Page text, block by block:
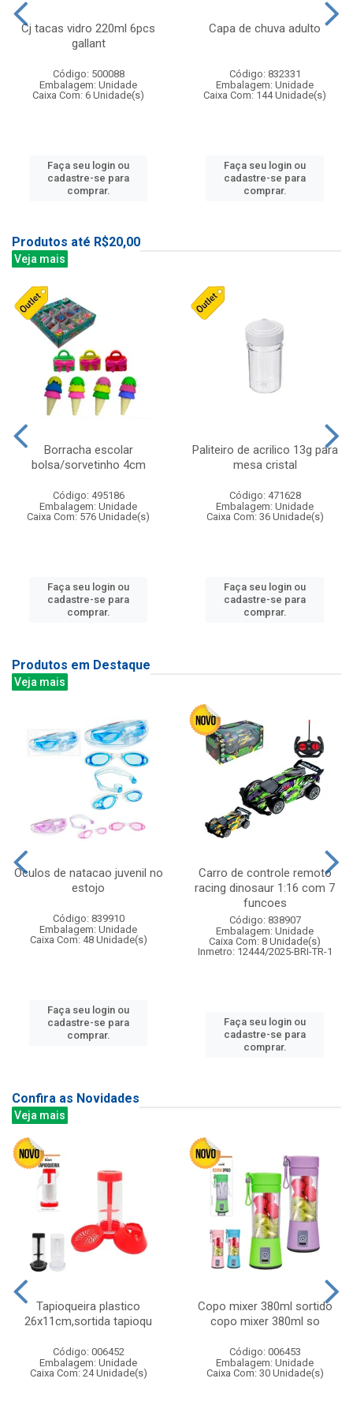
Cj tacas vidro 220ml 6pcs
gallant
Código: 500088
Embalagem: Unidade
Caixa Com: 6 Unidade(s)
Faça seu login ou
cadastre-se para
comprar.
Capa de chuva adulto
Código: 832331
Embalagem: Unidade
Caixa Com: 144 Unidade(s)
Faça seu login ou
cadastre-se para
comprar.
Produtos até R$20,00
Veja mais
Borracha escolar
bolsa/sorvetinho 4cm
Código: 495186
Embalagem: Unidade
Caixa Com: 576 Unidade(s)
Faça seu login ou
cadastre-se para
comprar.
Paliteiro de acrilico 13g para
mesa cristal
Código: 471628
Embalagem: Unidade
Caixa Com: 36 Unidade(s)
Faça seu login ou
cadastre-se para
comprar.
Produtos em Destaque
Veja mais
Oculos de natacao juvenil no
estojo
Código: 839910
Embalagem: Unidade
Caixa Com: 48 Unidade(s)
Faça seu login ou
cadastre-se para
comprar.
Carro de controle remoto
racing dinosaur 1:16 com 7
funcoes
Código: 838907
Embalagem: Unidade
Caixa Com: 8 Unidade(s)
Inmetro: 12444/2025-BRI-TR-1
Faça seu login ou
cadastre-se para
comprar.
Confira as Novidades
Veja mais
Tapioqueira plastico
26x11cm,sortida tapioqu
Código: 006452
Embalagem: Unidade
Caixa Com: 24 Unidade(s)
Copo mixer 380ml sortido
copo mixer 380ml so
Código: 006453
Embalagem: Unidade
Caixa Com: 30 Unidade(s)